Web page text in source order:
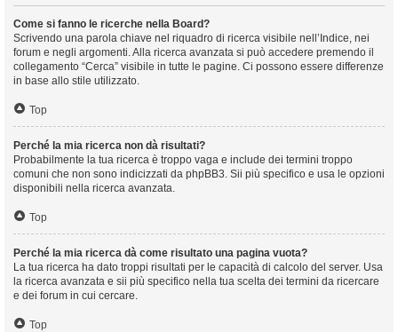
Come si fanno le ricerche nella Board?
Scrivendo una parola chiave nel riquadro di ricerca visibile nell’Indice, nei
forum e negli argomenti. Alla ricerca avanzata si può accedere premendo il
collegamento “Cerca” visibile in tutte le pagine. Ci possono essere differenze
in base allo stile utilizzato.
Top
Perché la mia ricerca non dà risultati?
Probabilmente la tua ricerca è troppo vaga e include dei termini troppo
comuni che non sono indicizzati da phpBB3. Sii più specifico e usa le opzioni
disponibili nella ricerca avanzata.
Top
Perché la mia ricerca dà come risultato una pagina vuota?
La tua ricerca ha dato troppi risultati per le capacità di calcolo del server. Usa
la ricerca avanzata e sii più specifico nella tua scelta dei termini da ricercare
e dei forum in cui cercare.
Top